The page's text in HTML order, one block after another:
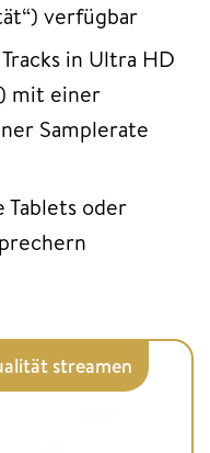
verfügbar
in Ultra HD
mit einer
Samplerate
Tablets oder
streamen